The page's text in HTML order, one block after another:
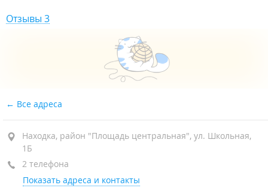
Отзывы 3
Все адреса
Находка, район "Площадь центральная", ул. Школьная,
1Б
2 телефона
Показать адреса и контакты